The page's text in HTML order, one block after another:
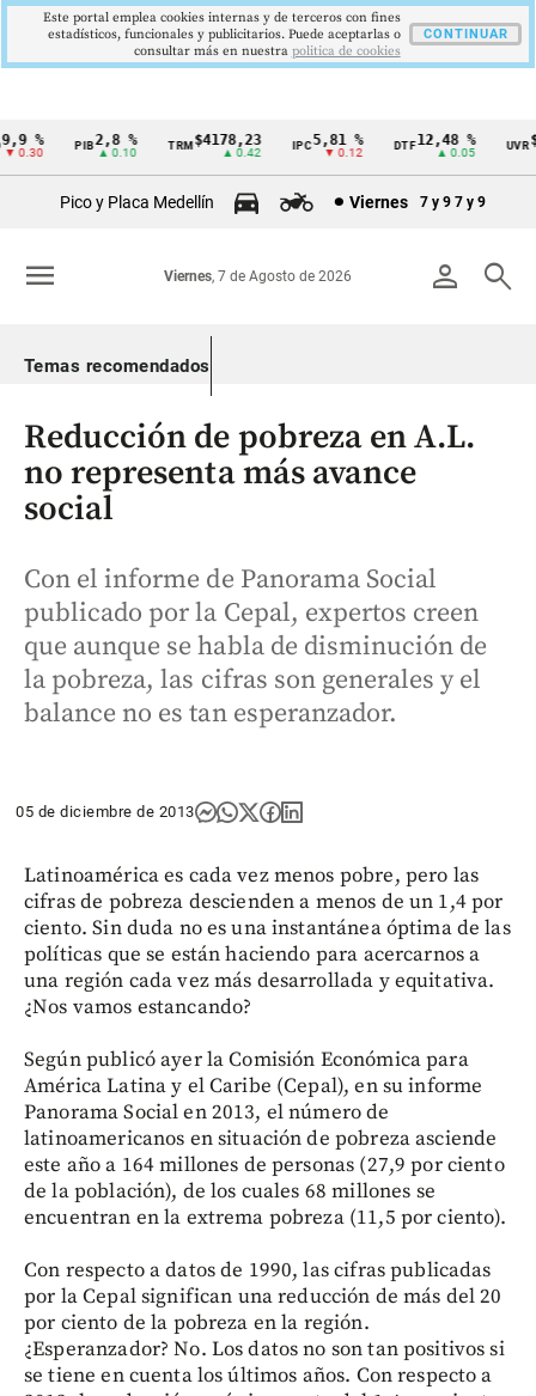
Cintillo
Colombia
% PIB2,8 %
▲ 0.10
TRM$4178,23
▲ 0.42
5,81 %
▼ 0.12
DTF12,48 %
▲ 0.05
UVR
Pico y Placa Medellín Viernes 7 y 9 7 y 9
person search
Viernes, 7 de Agosto de 2026
menu
Temas recomendados
Reducción de pobreza en A.L.
no representa más avance
social
Con el informe de Panorama Social
publicado por la Cepal, expertos creen
que aunque se habla de disminución de
la pobreza, las cifras son generales y el
balance no es tan esperanzador.
05 de diciembre de 2013
Latinoamérica es cada vez menos pobre, pero las
cifras de pobreza descienden a menos de un 1,4 por
ciento. Sin duda no es una instantánea óptima de las
políticas que se están haciendo para acercarnos a
una región cada vez más desarrollada y equitativa.
¿Nos vamos estancando?
Según publicó ayer la Comisión Económica para
América Latina y el Caribe (Cepal), en su informe
Panorama Social en 2013, el número de
latinoamericanos en situación de pobreza asciende
este año a 164 millones de personas (27,9 por ciento
de la población), de los cuales 68 millones se
encuentran en la extrema pobreza (11,5 por ciento).
Con respecto a datos de 1990, las cifras publicadas
por la Cepal significan una reducción de más del 20
por ciento de la pobreza en la región.
¿Esperanzador? No. Los datos no son tan positivos si
se tiene en cuenta los últimos años. Con respecto a
Este portal emplea cookies internas y de terceros con fines
estadísticos, funcionales y publicitarios. Puede aceptarlas o
consultar más en nuestra politica de cookies
CONTINUAR